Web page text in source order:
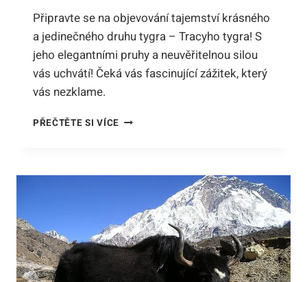
Připravte se na objevování tajemství krásného
a jedinečného druhu tygra – Tracyho tygra! S
jeho elegantními pruhy a neuvěřitelnou silou
vás uchvátí! Čeká vás fascinující zážitek, který
vás nezklame.
PŘEČTĚTE SI VÍCETRACYHO
JEDINCE
TYGRY!